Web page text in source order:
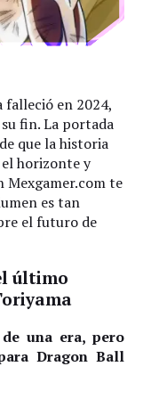
falleció en 2024,
fin. La portada
que la historia
horizonte y
Mexgamer.com te
es tan
el futuro de
último
una era, pero
Dragon Ball